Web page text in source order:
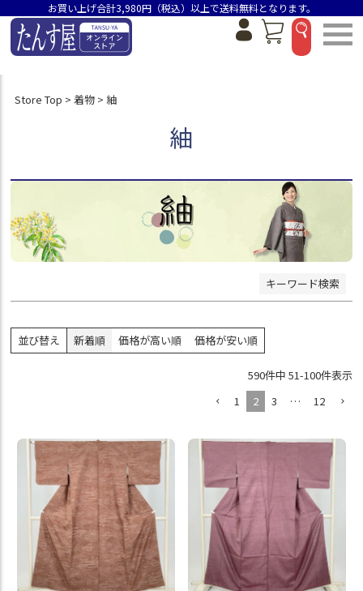
お買い上げ合計3,980円（税込）以上で送料無料となります。
Store Top 着物 紬
紬
キーワード検索
在庫なし商品
在庫なし商品を表示しない
検索
並び替え 新着順 価格が高い順 価格が安い順
590件中 51-100件表示
1
2 3 … 12